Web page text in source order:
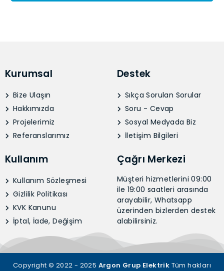
Kurumsal
Bize Ulaşın
Hakkımızda
Projelerimiz
Referanslarımız
Destek
Sıkça Sorulan Sorular
Soru - Cevap
Sosyal Medyada Biz
İletişim Bilgileri
Kullanım
Kullanım Sözleşmesi
Gizlilik Politikası
KVK Kanunu
İptal, İade, Değişim
Çağrı Merkezi
Müşteri hizmetlerini 09:00
ile 19:00 saatleri arasında
arayabilir, Whatsapp
üzerinden bizlerden destek
alabilirsiniz.
Copyright © 2022 - 2025 Argon Grup Elektrik Tüm hakları